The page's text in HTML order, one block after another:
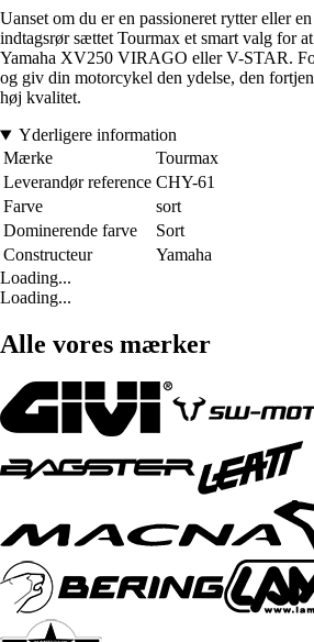
Uanset om du er en passioneret rytter eller
indtagsrør sættet Tourmax et smart valg for
Yamaha XV250 VIRAGO eller V-STAR.
og giv din motorcykel den ydelse, den
høj kvalitet.
Yderligere information
Mærke
Tourmax
Leverandør reference CHY-61
Farve
sort
Dominerende farve
Sort
Constructeur
Yamaha
Loading...
Loading...
Alle vores mærker